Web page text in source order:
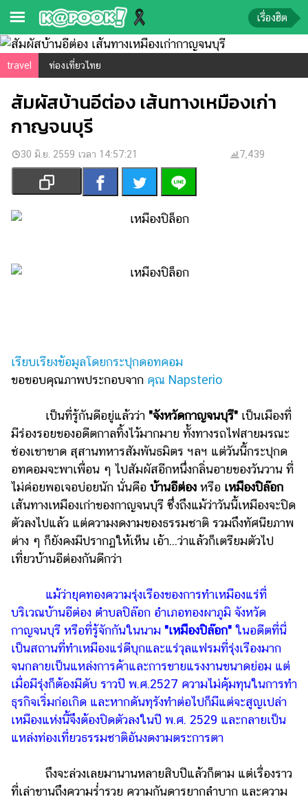
ข่าว-
ความ
รู้
ข่าว
ข่าว
บันเทิง
ตรวจ
ศึกษา
บันเทิง
รูปภาพ
หนัง
Music
Station
ละคร
บันเทิง
ไลฟ์
ไตล์
ดูด
วง
ผู้
หญิง
ผู้ชาย
ท่อง
เรื่องฮิต
travel ท่องเที่ยวไทย
สัมผัสบ้านอีต่อง เส้นทางเหมืองเก่า
กาญจนบุรี
30 มิ.ย. 2559 เวลา 14:57:21 7,439
เรียบเรียงข้อมูลโดยกระปุกดอทคอม
ขอขอบคุณภาพประกอบจาก คุณ Napsterio
เป็นที่รู้กันดีอยู่แล้วว่า "จังหวัดกาญจนบุรี" เป็นเมืองที่
มีร่องรอยของอดีตกาลทิ้งไว้มากมาย ทั้งทางรถไฟสายมรณะ
ช่องเขาขาด สุสานทหารสัมพันธมิตร ฯลฯ แต่วันนี้กระปุกด
อทคอมจะพาเพื่อน ๆ ไปสัมผัสอีกหนึ่งกลิ่นอายของวันวาน ที่
ไม่ค่อยพอเจอบ่อยนัก นั่นคือ บ้านอีต่อง หรือ เหมืองปิล๊อก
เส้นทางเหมืองเก่าของกาญจนบุรี ซึ่งถึงแม้ว่าวันนี้เหมืองจะปิด
ตัวลงไปแล้ว แต่ความงดงามของธรรมชาติ รวมถึงทัศนียภาพ
ต่าง ๆ ก็ยังคงมีปรากฏให้เห็น เอ้า...ว่าแล้วก็เตรียมตัวไป
เที่ยวบ้านอีต่องกันดีกว่า
แม้ว่ายุคทองความรุ่งเรืองของการทำเหมืองแร่ที่
บริเวณบ้านอีต่อง ตำบลปิล๊อก อำเภอทองผาภูมิ จังหวัด
กาญจนบุรี หรือที่รู้จักกันในนาม "เหมืองปิล๊อก" ในอดีตที่นี่
เป็นสถานที่ทำเหมืองแร่ดีบุกและแร่วุลแฟรมที่รุ่งเรืองมาก
จนกลายเป็นแหล่งการค้าและการขายแรงงานขนาดย่อม แต่
เมื่อมีรุ่งก็ต้องมีดับ ราวปี พ.ศ.2527 ความไม่คุ้มทุนในการทำ
ธุรกิจเริ่มก่อเกิด และหากดันทุรังทำต่อไปก็มีแต่จะสูญเปล่า
เหมืองแห่งนี้จึงต้องปิดตัวลงในปี พ.ศ. 2529 และกลายเป็น
แหล่งท่องเที่ยวธรรมชาติอันงดงามตระการตา
ถึงจะล่วงเลยมานานหลายสิบปีแล้วก็ตาม แต่เรื่องราว
ที่เล่าขานถึงความร่ำรวย ความกันดารยากลำบาก และความ